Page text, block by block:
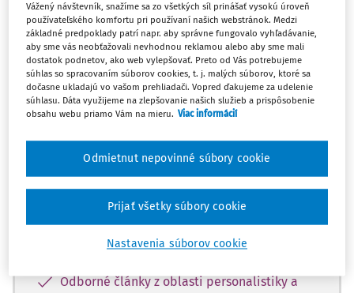
Ups, zatiaľ ste si prečítali len
začiatok...
Celý odborný obsah z tejto oblasti je
dostupný predplatiteľom portálu.
Odomknite si prístup k odbornému obsahu
sa len zaregistrovať.
Vďaka registrácii získate prístup aj k
vybranému obsahu:
Odborné články z oblasti personalistiky a
Vážený návštevník, snažíme sa zo všetkých síl prinášať vysokú úroveň
používateľského komfortu pri používaní našich webstránok. Medzi
základné predpoklady patrí napr. aby správne fungovalo vyhľadávanie,
aby sme vás neobťažovali nevhodnou reklamou alebo aby sme mali
dostatok podnetov, ako web vylepšovať. Preto od Vás potrebujeme
súhlas so spracovaním súborov cookies, t. j. malých súborov, ktoré sa
dočasne ukladajú vo vašom prehliadači. Vopred ďakujeme za udelenie
súhlasu. Dáta využijeme na zlepšovanie našich služieb a prispôsobenie
obsahu webu priamo Vám na mieru. Viac informácií
Nastavenia súborov cookie
Odmietnut nepovinné súbory cookie
Prijať všetky súbory cookie